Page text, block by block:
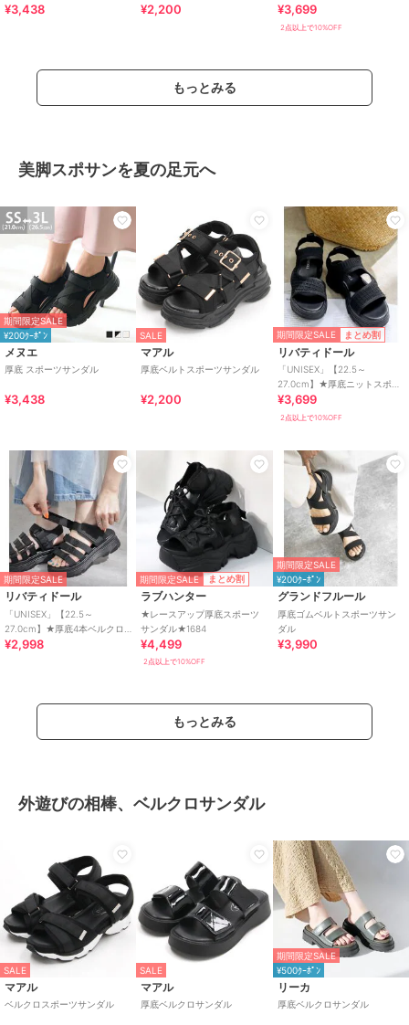
¥3,438 ¥2,200
ツサンダル★4167
¥3,699
2点以上で10%OFF
もっとみる
美脚スポサンを夏の足元へ
期間限定SALE
¥200ｸｰﾎﾟﾝ
メヌエ
厚底 スポーツサンダル
¥3,438
SALE
マアル
厚底ベルトスポーツサンダル
¥2,200
期間限定SALE まとめ割
リバティドール
「UNISEX」【22.5～
27.0cm】★厚底ニットスポー
ツサンダル★4167
¥3,699
2点以上で10%OFF
期間限定SALE
リバティドール
「UNISEX」【22.5～
27.0cm】★厚底4本ベルクロ
スポーツサンダル★4165
¥2,998
期間限定SALE まとめ割
ラブハンター
★レースアップ厚底スポーツ
サンダル★1684
¥4,499
2点以上で10%OFF
期間限定SALE
¥200ｸｰﾎﾟﾝ
グランドフルール
厚底ゴムベルトスポーツサン
ダル
¥3,990
もっとみる
外遊びの相棒、ベルクロサンダル
SALE
マアル
ベルクロスポーツサンダル
SALE
マアル
厚底ベルクロサンダル
期間限定SALE
¥500ｸｰﾎﾟﾝ
リーカ
厚底ベルクロサンダル